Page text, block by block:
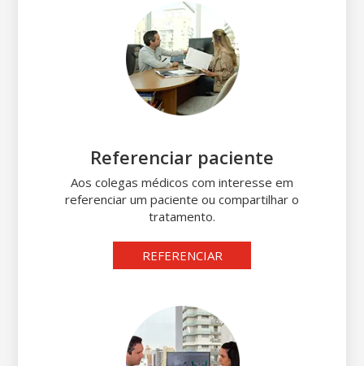
Referenciar paciente
Aos colegas médicos com interesse em
referenciar um paciente ou compartilhar o
tratamento.
REFERENCIAR